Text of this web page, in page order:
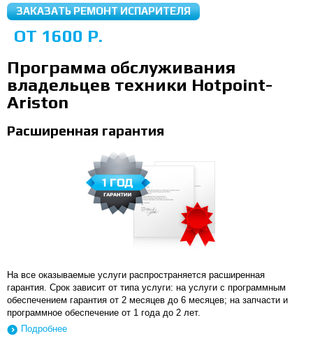
ЗАКАЗАТЬ РЕМОНТ ИСПАРИТЕЛЯ
ОТ 1600 Р.
Программа обслуживания
владельцев техники Hotpoint-
Ariston
Расширенная гарантия
На все оказываемые услуги распространяется расширенная
гарантия. Срок зависит от типа услуги: на услуги с программным
обеспечением гарантия от 2 месяцев до 6 месяцев; на запчасти и
программное обеспечение от 1 года до 2 лет.
Подробнее